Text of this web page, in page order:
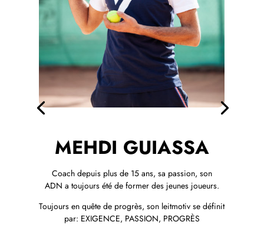
MEHDI GUIASSA
Coach depuis plus de 15 ans, sa passion, son
ADN a toujours été de former des jeunes joueurs.
Toujours en quête de progrès, son leitmotiv se définit
par: EXIGENCE, PASSION, PROGRÈS